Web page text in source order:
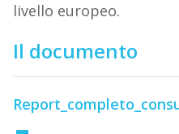
livello europeo.
Il documento